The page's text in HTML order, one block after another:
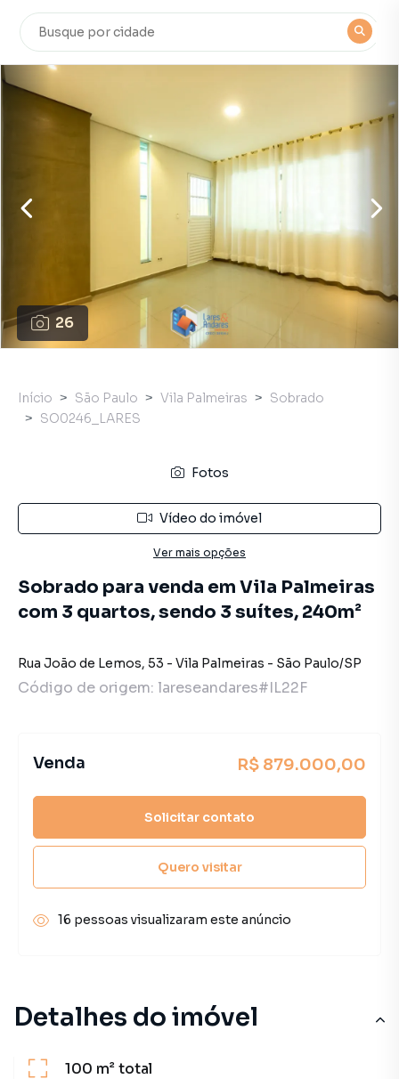
26
Detalhes do imóvel
100 m²total
Início São Paulo Vila Palmeiras
Sobrado
SO0246_LARES
Fotos
Vídeo do imóvel
Ver mais opções
Sobrado para venda em Vila Palmeiras
com 3 quartos, sendo 3 suítes, 240m²
Rua João de Lemos, 53 - Vila Palmeiras - São Paulo/SP
Código de origem: lareseandares#IL22F
Venda R$ 879.000,00
Solicitar contato
Quero visitar
16 pessoas visualizaram este anúncio